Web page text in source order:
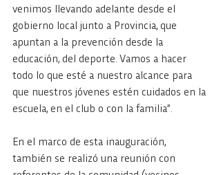
venimos llevando adelante desde el
gobierno local junto a Provincia, que
apuntan a la prevención desde la
educación, del deporte. Vamos a hacer
todo lo que esté a nuestro alcance para
que nuestros jóvenes estén cuidados en la
escuela, en el club o con la familia”.
En el marco de esta inauguración,
también se realizó una reunión con